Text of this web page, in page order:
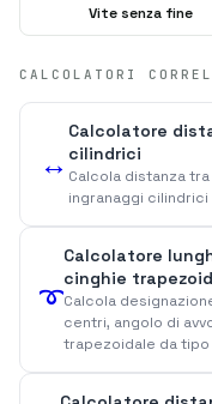
Vite senza fine
CALCOLATORI
↔️
Calcolatore
cilindrici
Calcola distanza
ingranaggi
➰
Calcolatore
cinghie
Calcola
centri, angolo di
trapezoidale da